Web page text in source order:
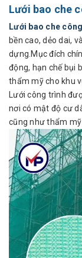
Lưới bao che
Lưới bao che
bền cao, dẻo dai,
dựng.Mục đích
động, hạn chế bụi
thẩm mỹ cho khu
Lưới công trình
nơi có mật độ cư
cũng như thẩm